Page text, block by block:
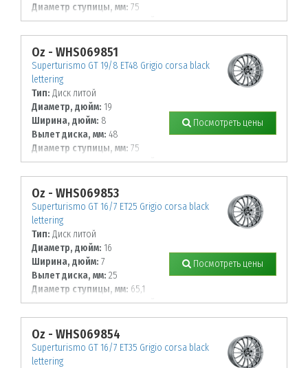
Диаметр ступицы, мм: 75
К-во крепежных отверстий, шт:5
Диаметр располож. отверстий, мм:
114,3
Oz - WHS069851
Superturismo GT 19/8 ET48 Grigio corsa black
lettering
Тип: Диск литой
Диаметр, дюйм: 19
Ширина, дюйм: 8
Вылет диска, мм: 48
Диаметр ступицы, мм: 75
К-во крепежных отверстий, шт:5
Диаметр располож. отверстий, мм:
112
Посмотреть цены
Oz - WHS069853
Superturismo GT 16/7 ET25 Grigio corsa black
lettering
Тип: Диск литой
Диаметр, дюйм: 16
Ширина, дюйм: 7
Вылет диска, мм: 25
Диаметр ступицы, мм: 65,1
К-во крепежных отверстий, шт:4
Диаметр располож. отверстий, мм:
108
Посмотреть цены
Oz - WHS069854
Superturismo GT 16/7 ET35 Grigio corsa black
lettering